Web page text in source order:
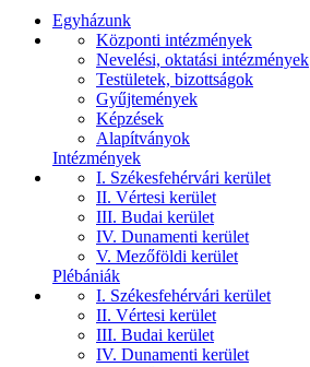
Egyházunk
Központi intézmények
Nevelési, oktatási intézmények
Testületek, bizottságok
Gyűjtemények
Képzések
Alapítványok
Intézmények
I. Székesfehérvári kerület
II. Vértesi kerület
III. Budai kerület
IV. Dunamenti kerület
V. Mezőföldi kerület
Plébániák
I. Székesfehérvári kerület
II. Vértesi kerület
III. Budai kerület
IV. Dunamenti kerület